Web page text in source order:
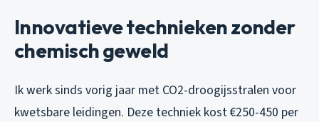
Innovatieve technieken zonder
chemisch geweld
Ik werk sinds vorig jaar met CO2-droogijsstralen voor
kwetsbare leidingen. Deze techniek kost €250-450 per